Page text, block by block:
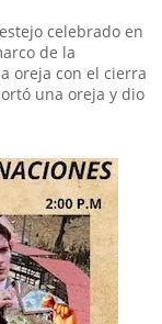
celebrado en
de la
oreja con el cierra
una oreja y dio